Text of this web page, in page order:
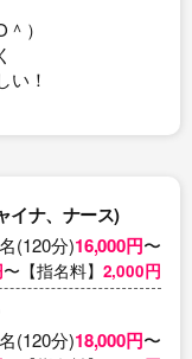
）
い！
イナ、ナース)
(120分)16,000円〜
〜【指名料】 2,000円
(120分)18,000円〜